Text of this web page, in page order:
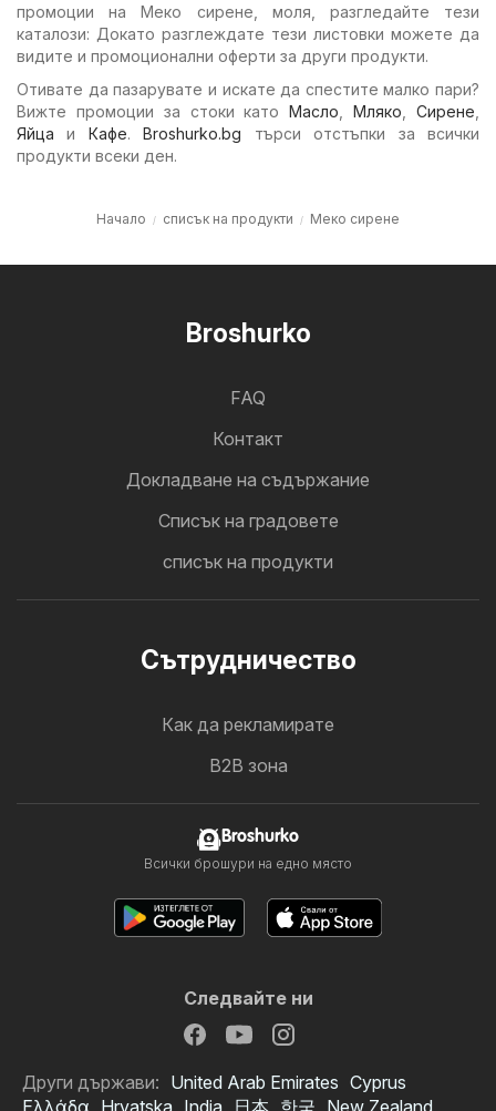
промоции на Меко сирене, моля, разгледайте тези
каталози: Докато разглеждате тези листовки можете да
видите и промоционални оферти за други продукти.
Отивате да пазарувате и искате да спестите малко пари?
Вижте промоции за стоки катоМасло ,Мляко ,Сирене
Яйца и Кафе.Broshurko.bg търси отстъпки за всички
продукти всеки ден.
Начало списък на продукти Меко сирене
Broshurko
FAQ
Контакт
Докладване на съдържание
Cписък на градовете
списък на продукти
Cътрудничество
Как да рекламирате
B2B зона
Broshurko
Всички брошури на едно място
Следвайте ни
Други държави: United Arab Emirates Cyprus
Ελλάδα Hrvatska India 日本 한국 New Zealand